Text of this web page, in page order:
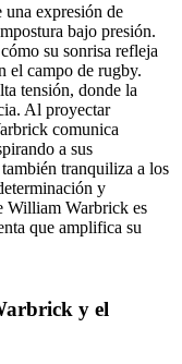
expresión de
bajo presión.
su sonrisa refleja
el campo de rugby.
tensión, donde la
Al proyectar
comunica
a sus
tranquiliza a los
y
William Warbrick es
que amplifica su
y el